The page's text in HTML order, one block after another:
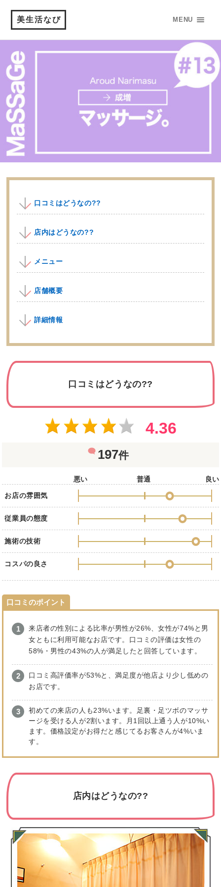
美生活なび MENU
口コミはどうなの??
店内はどうなの??
メニュー
店舗概要
詳細情報
口コミはどうなの??
4.36
197件
悪い 普通 良い
お店の雰囲気
従業員の態度
施術の技術
コスパの良さ
口コミのポイント
来店者の性別による比率が男性が26%、女性が74%と男
女ともに利用可能なお店です。口コミの評価は女性の
58%・男性の43%の人が満足したと回答しています。
口コミ高評価率が53%と、満足度が他店より少し低めの
お店です。
初めての来店の人も23%います。足裏・足ツボのマッサ
ージを受ける人が2割います。月1回以上通う人が10%い
ます。価格設定がお得だと感じてるお客さんが4%いま
す。
店内はどうなの??